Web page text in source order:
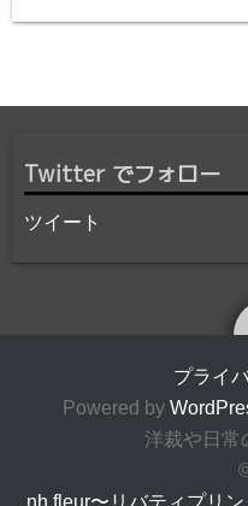
Twitter でフォロー
ツイート
プライ
Powered by
洋裁や日常